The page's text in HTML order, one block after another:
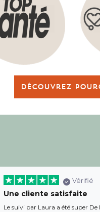
Découvrez
Vérifié
Une cliente satisfaite
Le suivi par Laura a été super De